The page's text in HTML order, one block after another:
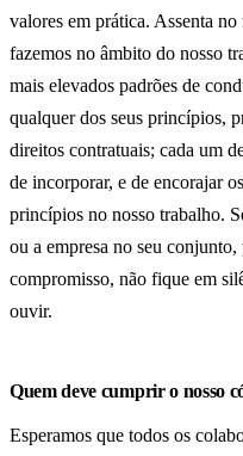
valores em prática. Assenta
fazemos no âmbito do nosso
mais elevados padrões de
qualquer dos seus princípios,
direitos contratuais; cada um
de incorporar, e de encorajar
princípios no nosso trabalho.
ou a empresa no seu
compromisso, não fique em
ouvir.
Quem deve cumprir o nosso
Esperamos que todos os